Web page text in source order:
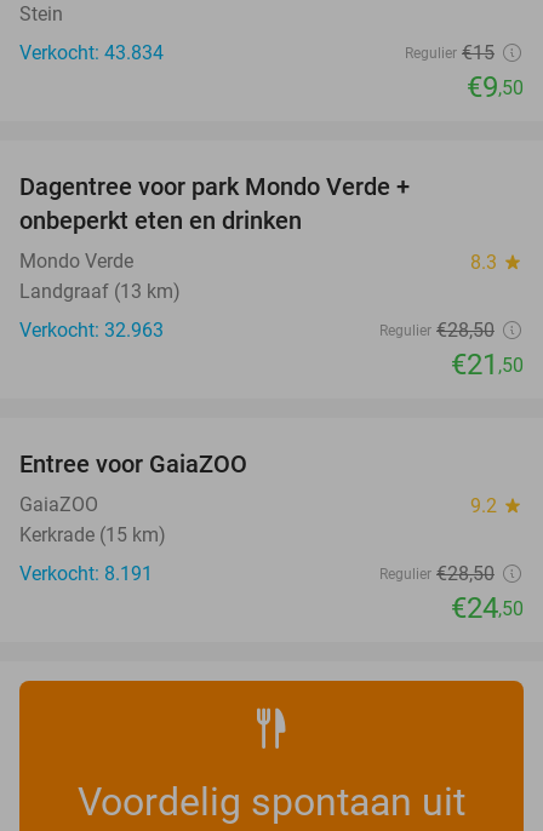
Stein
Verkocht: 43.834
Regulier €15
€9,50
Dagentree voor park Mondo Verde +
onbeperkt eten en drinken
Mondo Verde 8.3 star
Landgraaf (13 km)
Verkocht: 32.963
Regulier €28,50
€21 ,50
Entree voor GaiaZOO
GaiaZOO 9.2 star
Kerkrade (15 km)
Verkocht: 8.191
Regulier €28,50
€24,50
Voordelig spontaan uit